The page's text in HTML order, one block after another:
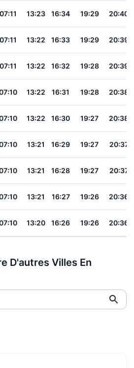
07:11 13:23 16:34 19:29 20:40
07:11 13:22 16:33 19:29 20:39
07:11 13:22 16:32 19:28 20:39
13:22 16:31 19:28 20:38
13:22 16:30 19:27 20:38
13:21 16:29 19:27 20:37
13:21 16:28 19:27 20:37
13:21 16:27 19:26 20:36
13:20 16:26 19:26 20:36
D'autres Villes En